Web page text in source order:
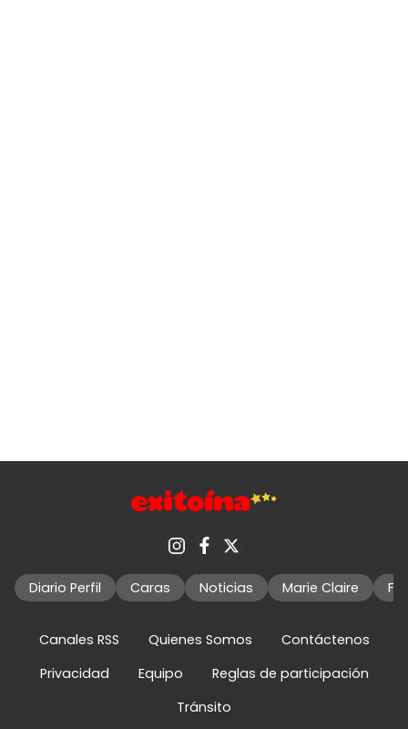
Diario Perfil Caras Noticias Marie Claire
Canales RSS Quienes Somos
Contáctenos
Privacidad
Equipo
Reglas de participación
Tránsito